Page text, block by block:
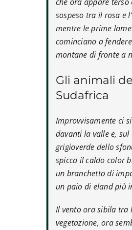
sospeso tra il rosa e
mentre le prime
cominciano a
montane di fronte a
Gli animali
Sudafrica
Improvvisamente ci
davanti la valle e, sul
grigioverde dello
spicca il caldo color
un branchetto di
un paio di eland più
Il vento ora sibila tra
vegetazione, ora